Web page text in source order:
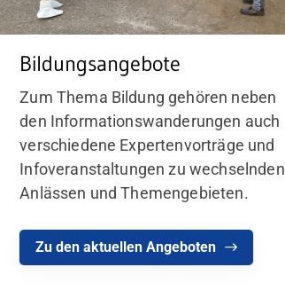
Bildungsangebote
Zum Thema Bildung gehören neben
den Informationswanderungen auch
verschiedene Expertenvorträge und
Infoveranstaltungen zu wechselnden
Anlässen und Themengebieten.
Zu den aktuellen Angeboten